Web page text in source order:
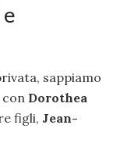
sappiamo
con Dorothea
figli, Jean-